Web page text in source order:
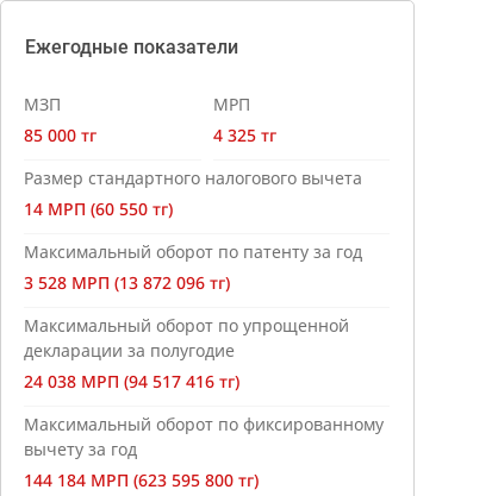
Ежегодные показатели
МЗП
85 000 тг
МРП
4 325 тг
Размер стандартного налогового вычета
14 МРП (60 550 тг)
Максимальный оборот по патенту за год
3 528 МРП (13 872 096 тг)
Максимальный оборот по упрощенной
декларации за полугодие
24 038 МРП (94 517 416 тг)
Максимальный оборот по фиксированному
вычету за год
144 184 МРП (623 595 800 тг)